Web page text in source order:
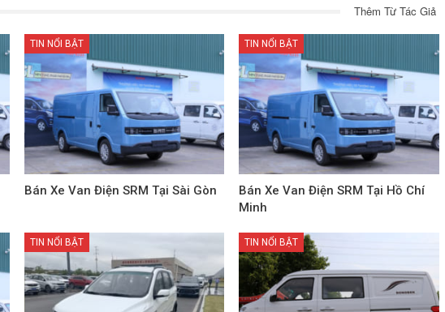
Thêm Từ Tác Giả
TIN NỔI BẬT
Bán Xe Van Điện SRM Tại Sài Gòn
TIN NỔI BẬT
Bán Xe Van Điện SRM Tại Hồ Chí
Minh
TIN NỔI BẬT TIN NỔI BẬT